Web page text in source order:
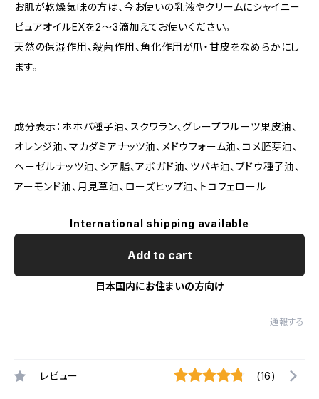
お肌が乾燥気味の方は、今お使いの乳液やクリームにシャイニー
ピュアオイルEXを2〜3滴加えてお使いください。
天然の保湿作用、殺菌作用、角化作用が爪・甘皮をなめらかにし
ます。
成分表示：ホホバ種子油、スクワラン、グレープフルーツ果皮油、
オレンジ油、マカダミアナッツ油、メドウフォーム油、コメ胚芽油、
ヘーゼルナッツ油、シア脂、アボガド油、ツバキ油、ブドウ種子油、
アーモンド油、月見草油、ローズヒップ油、トコフェロール
International shipping available
Add to cart
日本国内にお住まいの方向け
通報する
レビュー (16)